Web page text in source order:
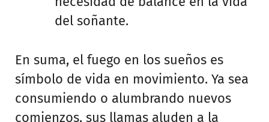
del soñante.
En suma, el fuego en los sueños es
símbolo de vida en movimiento. Ya sea
consumiendo o alumbrando nuevos
comienzos, sus llamas aluden a la